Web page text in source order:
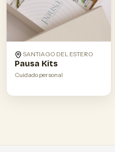
SANTIAGO DEL ESTERO
Pausa Kits
Cuidado personal